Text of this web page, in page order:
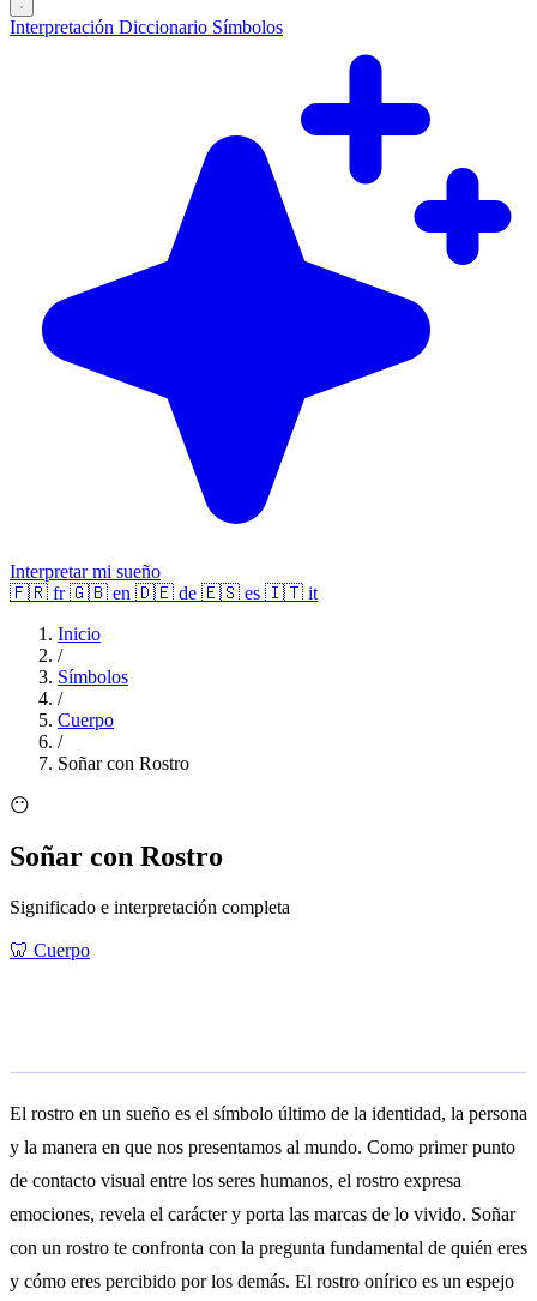
Interpretación Diccionario Símbolos
Interpretar mi sueño
🇫🇷 fr 🇬🇧 en 🇩🇪 de 🇪🇸 es 🇮🇹 it
Inicio
/
Símbolos
/
Cuerpo
/
Soñar con Rostro
😶
Soñar con Rostro
Significado e interpretación completa
🦷 Cuerpo
El rostro en un sueño es el símbolo último de la identidad, la persona
y la manera en que nos presentamos al mundo. Como primer punto
de contacto visual entre los seres humanos, el rostro expresa
emociones, revela el carácter y porta las marcas de lo vivido. Soñar
con un rostro te confronta con la pregunta fundamental de quién eres
y cómo eres percibido por los demás. El rostro onírico es un espejo